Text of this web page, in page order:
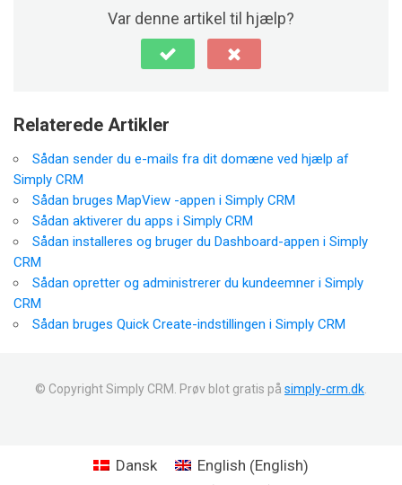
Var denne artikel til hjælp?
Relaterede Artikler
Sådan sender du e-mails fra dit domæne ved hjælp af
Simply CRM
Sådan bruges MapView -appen i Simply CRM
Sådan aktiverer du apps i Simply CRM
Sådan installeres og bruger du Dashboard-appen i Simply
CRM
Sådan opretter og administrerer du kundeemner i Simply
CRM
Sådan bruges Quick Create-indstillingen i Simply CRM
© Copyright Simply CRM. Prøv blot gratis på simply-crm.dk
Dansk English (English)